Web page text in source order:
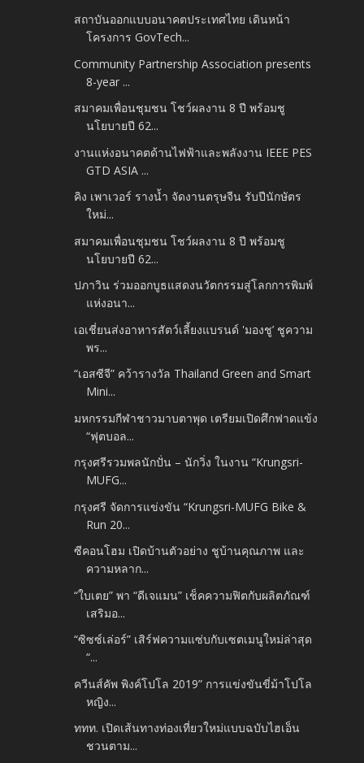
สถาบันออกแบบอนาคตประเทศไทย เดินหน้า
โครงการ GovTech...
Community Partnership Association presents
8-year ...
สมาคมเพื่อนชุมชน โชว์ผลงาน 8 ปี พร้อมชู
นโยบายปี 62...
งานแห่งอนาคตด้านไฟฟ้าและพลังงาน IEEE PES
GTD ASIA ...
คิง เพาเวอร์ รางน้ำ จัดงานตรุษจีน รับปีนักษัตร
ใหม่...
สมาคมเพื่อนชุมชน โชว์ผลงาน 8 ปี พร้อมชู
นโยบายปี 62...
ปภาวิน ร่วมออกบูธแสดงนวัตกรรมสู่โลกการพิมพ์
แห่งอนา...
เอเชี่ยนส่งอาหารสัตว์เลี้ยงแบรนด์ 'มองชู’ ชูความ
พร...
“เอสซีจี” คว้ารางวัล Thailand Green and Smart
Mini...
มหกรรมกีฬาชาวมาบตาพุด เตรียมเปิดศึกฟาดแข้ง
“ฟุตบอล...
กรุงศรีรวมพลนักปั่น – นักวิ่ง ในงาน “Krungsri-
MUFG...
กรุงศรี จัดการแข่งขัน “Krungsri-MUFG Bike &
Run 20...
ซีคอนโฮม เปิดบ้านตัวอย่าง ชูบ้านคุณภาพ และ
ความหลาก...
“ใบเตย” พา “ดีเจแมน” เช็คความฟิตกับผลิตภัณฑ์
เสริมอ...
“ซิซซ์เล่อร์” เสิร์ฟความแซ่บกับเซตเมนูใหม่ล่าสุด
“...
ควีนส์คัพ พิงค์โปโล 2019” การแข่งขันขี่ม้าโปโล
หญิง...
ททท. เปิดเส้นทางท่องเที่ยวใหม่แบบฉบับไฮเอ็น
ชวนตาม...